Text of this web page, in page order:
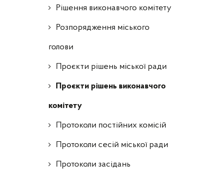
Рішення виконавчого комітету
Розпорядження міського
голови
Проєкти рішень міської ради
Проєкти рішень виконавчого
комітету
Протоколи постійних комісій
Протоколи сесій міської ради
Протоколи засідань